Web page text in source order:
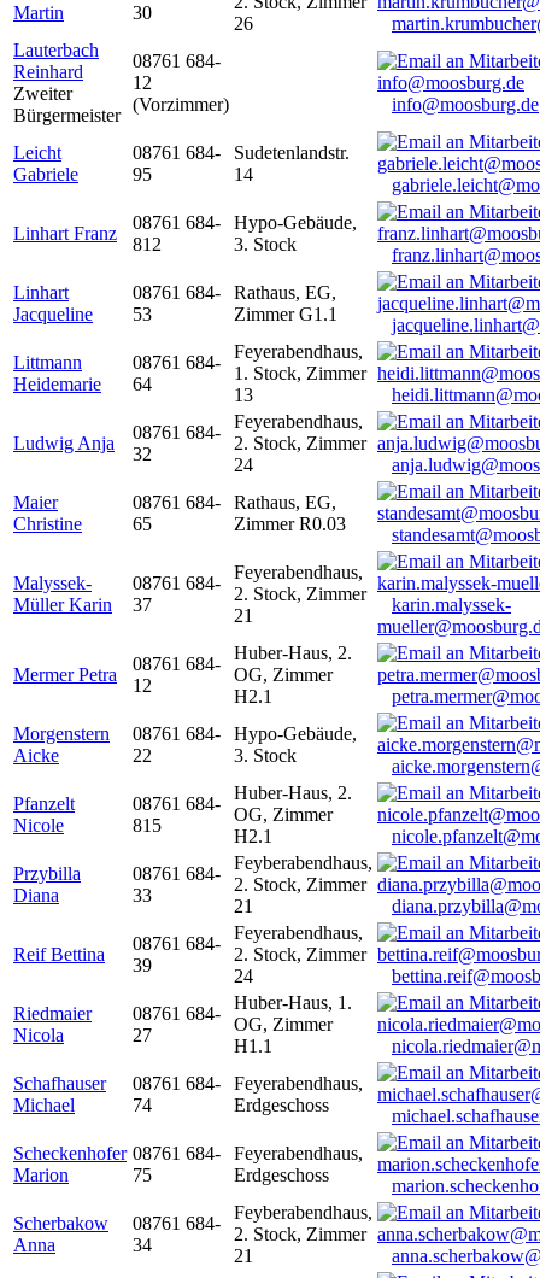
Martin
30
26
Lauterbach
Reinhard
Zweiter
Bürgermeister
08761 684-
12
(Vorzimmer)
info@moosburg.de
Leicht
Gabriele
08761 684-
95
Sudetenlandstr.
14
Linhart Franz
08761 684-
812
Hypo-Gebäude,
3. Stock
Linhart
Jacqueline
08761 684-
53
Rathaus, EG,
Zimmer G1.1
Littmann
Heidemarie
08761 684-
64
Feyerabendhaus,
1. Stock, Zimmer
13
Ludwig Anja
08761 684-
32
Feyerabendhaus,
2. Stock, Zimmer
24
Maier
Christine
08761 684-
65
Rathaus, EG,
Zimmer R0.03
Malyssek-
Müller Karin
08761 684-
37
Feyerabendhaus,
2. Stock, Zimmer
21
karin.malyssek-
Mermer Petra
08761 684-
12
Huber-Haus, 2.
OG, Zimmer
H2.1
Morgenstern
Aicke
08761 684-
22
Hypo-Gebäude,
3. Stock
Pfanzelt
Nicole
08761 684-
815
Huber-Haus, 2.
OG, Zimmer
H2.1
Przybilla
Diana
08761 684-
33
Feyberabendhaus,
2. Stock, Zimmer
21
Reif Bettina
08761 684-
39
Feyerabendhaus,
2. Stock, Zimmer
24
Riedmaier
Nicola
08761 684-
27
Huber-Haus, 1.
OG, Zimmer
H1.1
Schafhauser
Michael
08761 684-
74
Feyerabendhaus,
Erdgeschoss
Scheckenhofer
Marion
08761 684-
75
Feyerabendhaus,
Erdgeschoss
Scherbakow
Anna
08761 684-
34
Feyberabendhaus,
2. Stock, Zimmer
21